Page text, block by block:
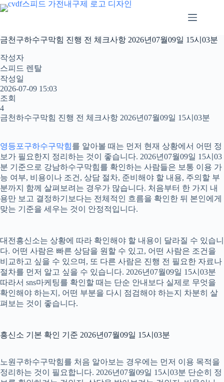
본
문
로
건
너
뛰
기
금천구하수구막힘 진행 전 체크사항 2026년07월09일 15시03분
작성자
스피드 렌탈
작성일
2026-07-09 15:03
조회
4
금천하수구막힘 진행 전 체크사항 2026년07월09일 15시03분
영등포구하수구막힘를 알아볼 때는 먼저 현재 상황에서 어떤 정
보가 필요한지 정리하는 것이 좋습니다. 2026년07월09일 15시03
분 기준으로 강남하수구막힘를 확인하는 사람들은 보통 이용 가
능 여부, 비용이나 조건, 상담 절차, 준비해야 할 내용, 주의할 부
분까지 함께 살펴보려는 경우가 많습니다. 처음부터 한 가지 내
용만 보고 결정하기보다는 전체적인 흐름을 확인한 뒤 본인에게
맞는 기준을 세우는 것이 안정적입니다.
대전흥신소는 상황에 따라 확인해야 할 내용이 달라질 수 있습니
다. 어떤 사람은 빠른 상담을 원할 수 있고, 어떤 사람은 조건을
비교하고 싶을 수 있으며, 또 다른 사람은 진행 전 필요한 자료나
절차를 먼저 알고 싶을 수 있습니다. 2026년07월09일 15시03분
따라서 sns마케팅를 확인할 때는 단순 안내보다 실제로 무엇을
확인해야 하는지, 어떤 부분을 다시 점검해야 하는지 차분히 살
펴보는 것이 좋습니다.
흥신소 기본 확인 기준 2026년07월09일 15시03분
노원구하수구막힘를 처음 알아보는 경우에는 먼저 이용 목적을
정리하는 것이 필요합니다. 2026년07월09일 15시03분 단순히 정